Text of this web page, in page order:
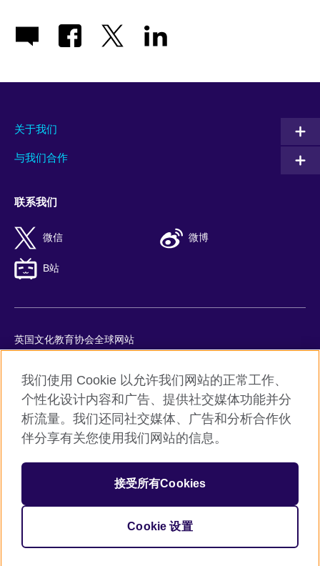
关于我们
与我们合作
联系我们
微信 微博
B站
英国文化教育协会全球网站
Cookie
网站地图
ICP number: 京ICP备10044692号-8
京公网安备11010502045859号
英国文化教育协会是英国提供教育机会与促进文化交流的国际机
机构注册号：209131 （英格兰与威尔士）SC037733 （苏格兰）
我们使用 Cookie 以允许我们网站的正常工作、
个性化设计内容和广告、提供社交媒体功能并分
析流量。我们还同社交媒体、广告和分析合作伙
伴分享有关您使用我们网站的信息。
接受所有Cookies
Cookie 设置